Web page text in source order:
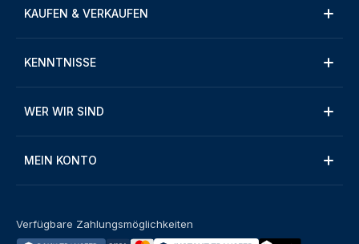
KAUFEN & VERKAUFEN
KENNTNISSE
WER WIR SIND
MEIN KONTO
Verfügbare Zahlungsmöglichkeiten